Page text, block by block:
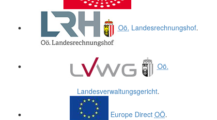
Oö. Landesrechnungshof.
Oö.
Landesverwaltungsgericht.
Europe Direct OÖ.